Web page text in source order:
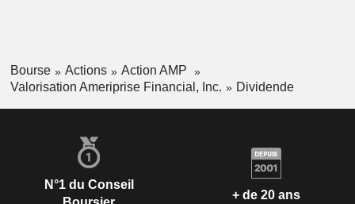
Bourse Actions
Action AMP
Valorisation Ameriprise Financial, Inc.
Dividende
N°1 du Conseil
+ de 20 ans